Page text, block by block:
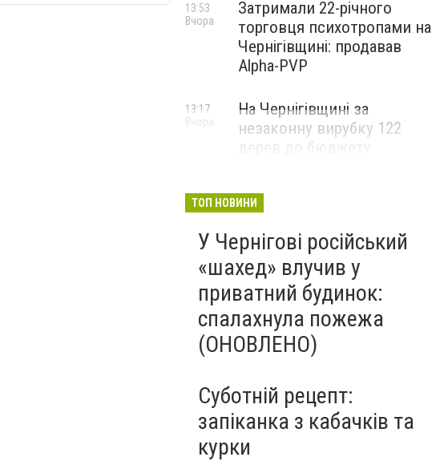
Затримали 22-річного
торговця психотропами на
Чернігівщині: продавав
Alpha-PVP
13:53
Вчора
На Чернігівщині за
незаконну вирубку 122
дерев до бюджету
13:17
Вчора
ТОП НОВИНИ
У Чернігові російський
«шахед» влучив у
приватний будинок:
спалахнула пожежа
(ОНОВЛЕНО)
Суботній рецепт:
запіканка з кабачків та
курки